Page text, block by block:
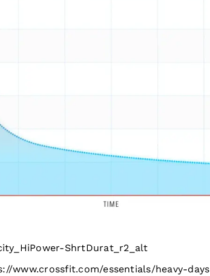
ShrtDurat_r2_alt
www.crossfit.com/essentials/heavy-days